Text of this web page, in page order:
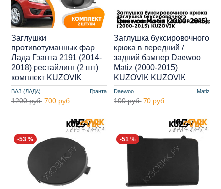
ВАЗ (ЛАДА) Гранта
Заглушки
противотуманных фар
Лада Гранта 2191 (2014-
2018) рестайлинг (2 шт)
комплект KUZOVIK
1200 руб. 700 руб.
Daewoo Matiz
Заглушка буксировочного
крюка в передний /
задний бампер Daewoo
Matiz (2000-2015)
KUZOVIK KUZOVIK
100 руб. 70 руб.
-53 % -51 %